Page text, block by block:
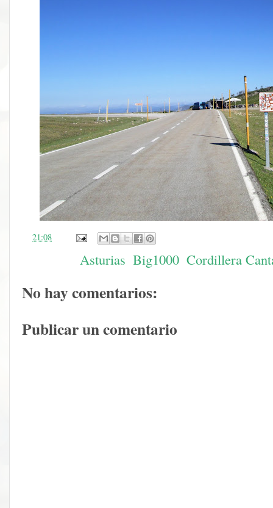
21:08
Asturias Big1000 Cordillera
No hay comentarios:
Publicar un comentario